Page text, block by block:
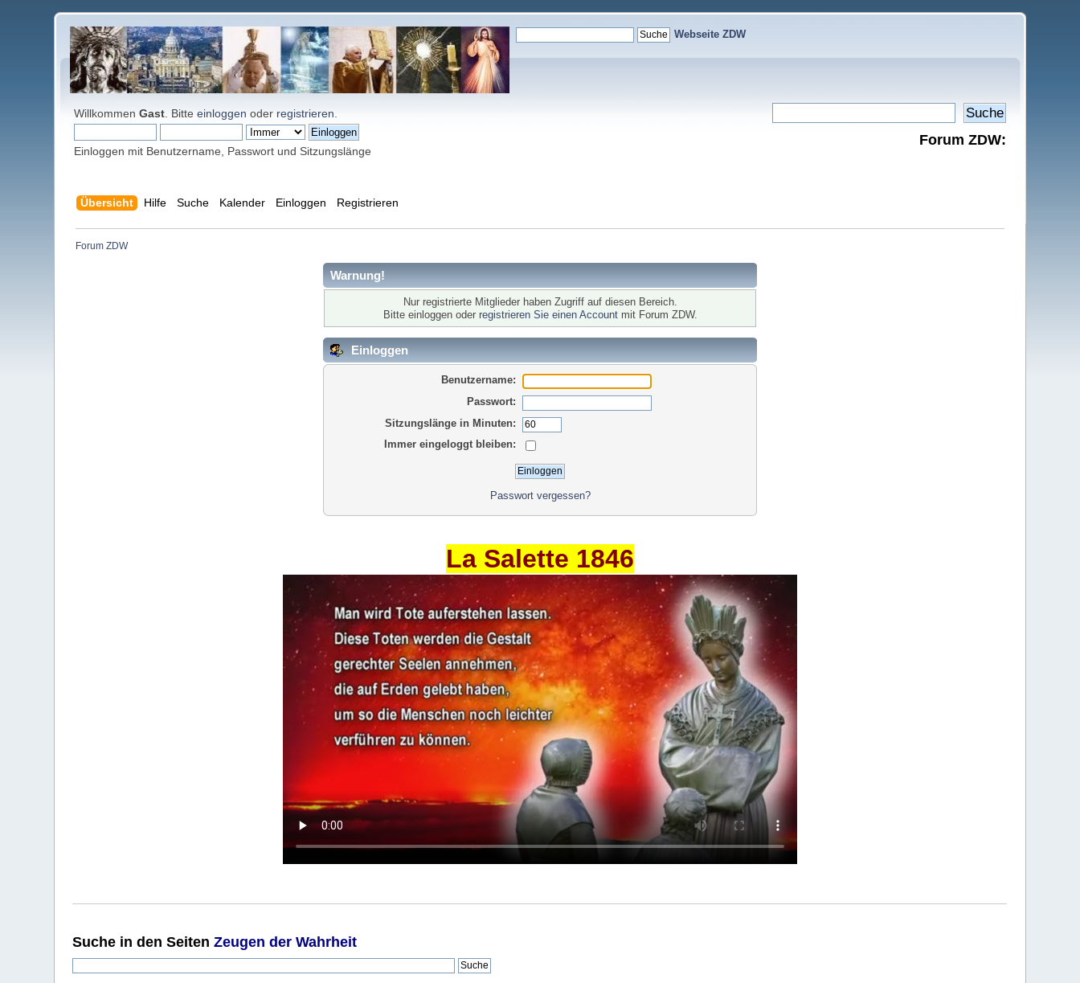
Webseite ZDW
WillkommenGast . Bitteeinloggen oder registrieren
Einloggen mit Benutzername, Passwort und Sitzungslänge
Forum ZDW:
Übersicht Hilfe Suche Kalender Einloggen Registrieren
Forum ZDW
Warnung!
Nur registrierte Mitglieder haben Zugriff auf diesen Bereich.
Bitte einloggen oder registrieren Sie einen Accountmit Forum ZDW.
Einloggen
Benutzername:
Passwort:
Sitzungslänge in Minuten:
Immer eingeloggt bleiben:
Passwort vergessen?
La Salette 1846
Suche in den SeitenZeugen der Wahrheit